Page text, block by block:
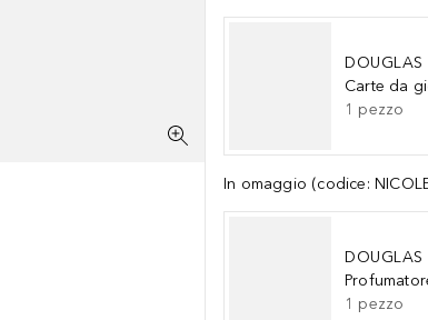
DOUGLAS
Carte da
1 pezzo
In omaggio (codice:
DOUGLAS
1 pezzo